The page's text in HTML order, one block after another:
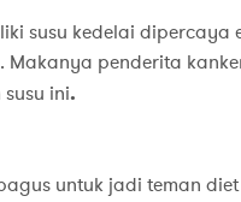
susu kedelai dipercaya
penderita
ini.
untuk jadi teman